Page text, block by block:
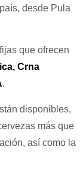
desde Pula
que ofrecen
Crna
.
disponibles,
más que
así como la